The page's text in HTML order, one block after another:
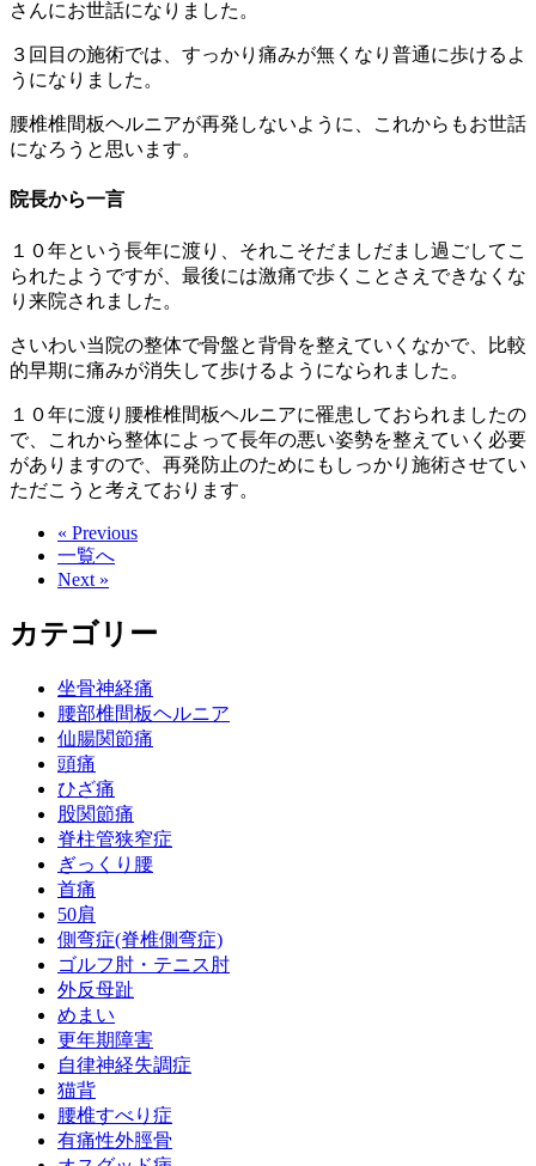
さんにお世話になりました。
３回目の施術では、すっかり痛みが無くなり普通に歩けるよ
うになりました。
腰椎椎間板ヘルニアが再発しないように、これからもお世話
になろうと思います。
院長から一言
１０年という長年に渡り、それこそだましだまし過ごしてこ
られたようですが、最後には激痛で歩くことさえできなくな
り来院されました。
さいわい当院の整体で骨盤と背骨を整えていくなかで、比較
的早期に痛みが消失して歩けるようになられました。
１０年に渡り腰椎椎間板ヘルニアに罹患しておられましたの
で、これから整体によって長年の悪い姿勢を整えていく必要
がありますので、再発防止のためにもしっかり施術させてい
ただこうと考えております。
« Previous
一覧へ
Next »
カテゴリー
坐骨神経痛
腰部椎間板ヘルニア
仙腸関節痛
頭痛
ひざ痛
股関節痛
脊柱管狭窄症
ぎっくり腰
首痛
50肩
側弯症(脊椎側弯症)
ゴルフ肘・テニス肘
外反母趾
めまい
更年期障害
自律神経失調症
猫背
腰椎すべり症
有痛性外脛骨